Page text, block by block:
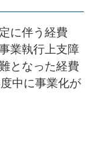
に伴う経費
業執行上支障
となった経費
中に事業化が